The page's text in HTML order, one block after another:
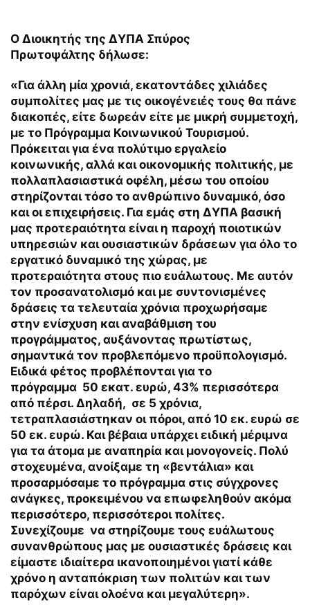
Ο Διοικητής της ΔΥΠΑ Σπύρος
Πρωτοψάλτης δήλωσε:
«Για άλλη μία χρονιά, εκατοντάδες χιλιάδες
συμπολίτες μας με τις οικογένειές τους θα πάνε
διακοπές, είτε δωρεάν είτε με μικρή συμμετοχή,
με το Πρόγραμμα Κοινωνικού Τουρισμού.
Πρόκειται για ένα πολύτιμο εργαλείο
κοινωνικής, αλλά και οικονομικής πολιτικής, με
πολλαπλασιαστικά οφέλη, μέσω του οποίου
στηρίζονται τόσο το ανθρώπινο δυναμικό, όσο
και οι επιχειρήσεις. Για εμάς στη ΔΥΠΑ βασική
μας προτεραιότητα είναι η παροχή ποιοτικών
υπηρεσιών και ουσιαστικών δράσεων για όλο το
εργατικό δυναμικό της χώρας, με
προτεραιότητα στους πιο ευάλωτους. Με αυτόν
τον προσανατολισμό και με συντονισμένες
δράσεις τα τελευταία χρόνια προχωρήσαμε
στην ενίσχυση και αναβάθμιση του
προγράμματος, αυξάνοντας πρωτίστως,
σημαντικά τον προβλεπόμενο προϋπολογισμό.
Ειδικά φέτος προβλέπονται για το
πρόγραμμα 50 εκατ. ευρώ, 43% περισσότερα
από πέρσι. Δηλαδή, σε 5 χρόνια,
τετραπλασιάστηκαν οι πόροι, από 10 εκ. ευρώ σε
50 εκ. ευρώ. Και βέβαια υπάρχει ειδική μέριμνα
για τα άτομα με αναπηρία και μονογονείς. Πολύ
στοχευμένα, ανοίξαμε τη «βεντάλια» και
προσαρμόσαμε το πρόγραμμα στις σύγχρονες
ανάγκες, προκειμένου να επωφεληθούν ακόμα
περισσότερο, περισσότεροι πολίτες.
Συνεχίζουμε να στηρίζουμε τους ευάλωτους
συνανθρώπους μας με ουσιαστικές δράσεις και
είμαστε ιδιαίτερα ικανοποιημένοι γιατί κάθε
χρόνο η ανταπόκριση των πολιτών και των
παρόχων είναι ολοένα και μεγαλύτερη».